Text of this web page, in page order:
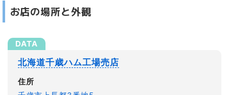
お店の場所と外観
北海道千歳ハム工場売店
住所